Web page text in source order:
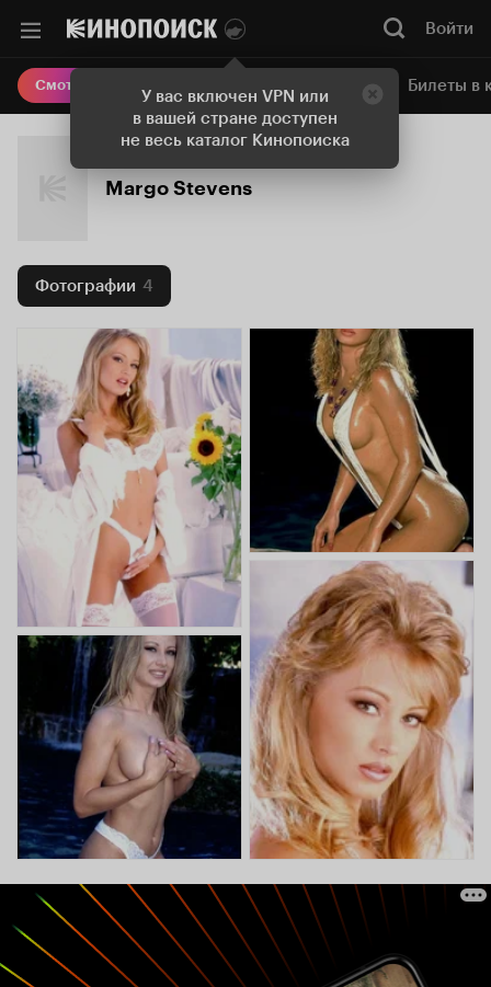
У вас включен VPN или
в вашей стране доступен
не весь каталог Кинопоиска
Войти
Смотреть кино Онлайн-кинотеатр Билеты в
Margo Stevens
Фотографии 4